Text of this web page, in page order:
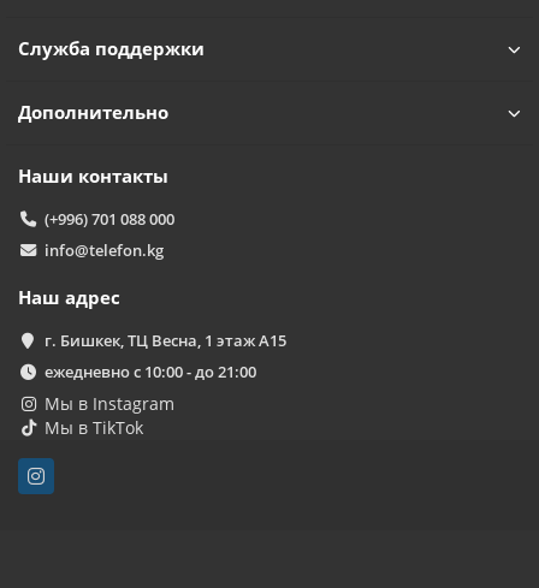
Служба поддержки
Дополнительно
Наши контакты
(+996) 701 088 000
info@telefon.kg
Наш адрес
г. Бишкек, ТЦ Весна, 1 этаж А15
ежедневно с 10:00 - до 21:00
Мы в Instagram
Мы в TikTok